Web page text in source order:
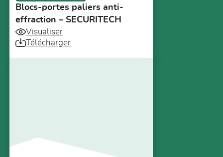
Blocs-portes paliers anti-
effraction – SECURITECH
Visualiser
Télécharger